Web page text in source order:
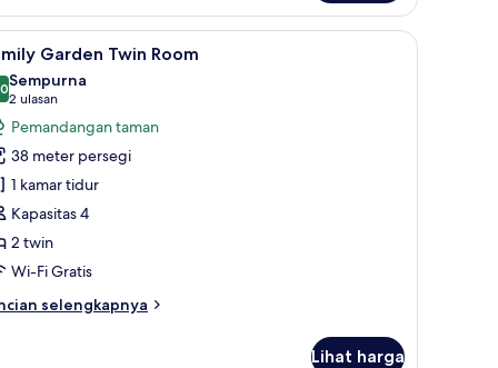
5 Garden Twin Room
dari 10
Sempurna
2 ulasan
(2
ulasan)
Pemandangan taman
38 meter persegi
1 kamar tidur
Kapasitas 4
2 twin
Wi-Fi Gratis
selengkapnya
Lihat harga